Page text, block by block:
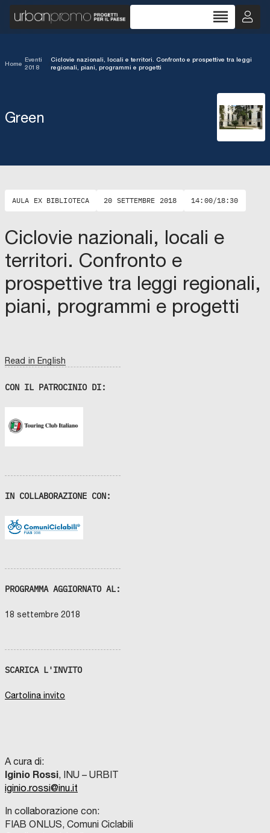
reorder
Home /
Eventi
2018
Ciclovie nazionali, locali e territori. Confronto e prospettive tra leggi
regionali, piani, programmi e progetti
Green
AULA EX BIBLIOTECA 20 SETTEMBRE 2018 14:00/18:30
Ciclovie nazionali, locali e
territori. Confronto e
prospettive tra leggi regionali,
piani, programmi e progetti
Read in English
CON IL PATROCINIO DI:
IN COLLABORAZIONE CON:
PROGRAMMA AGGIORNATO AL:
18 settembre 2018
SCARICA L'INVITO
Cartolina invito
A cura di:
Iginio Rossi, INU – URBIT
iginio.rossi@inu.it
In collaborazione con:
FIAB ONLUS, Comuni Ciclabili